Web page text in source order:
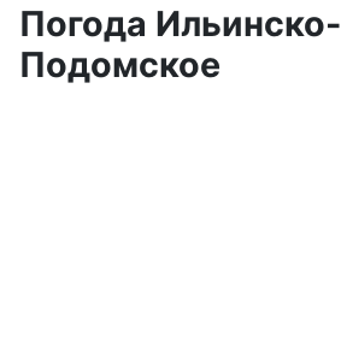
Погода Ильинско-
Подомское